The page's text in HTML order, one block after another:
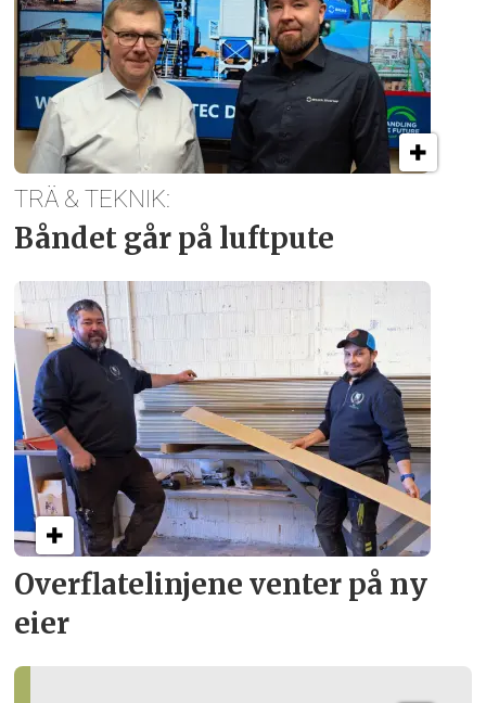
Overflate­linjene venter på ny
eier
TRÄ & TEKNIK:
Båndet går på luftpute